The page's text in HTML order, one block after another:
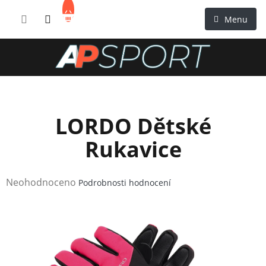
LORDO Dětské
Rukavice
Průměrné
Neohodnoceno Podrobnosti hodnocení